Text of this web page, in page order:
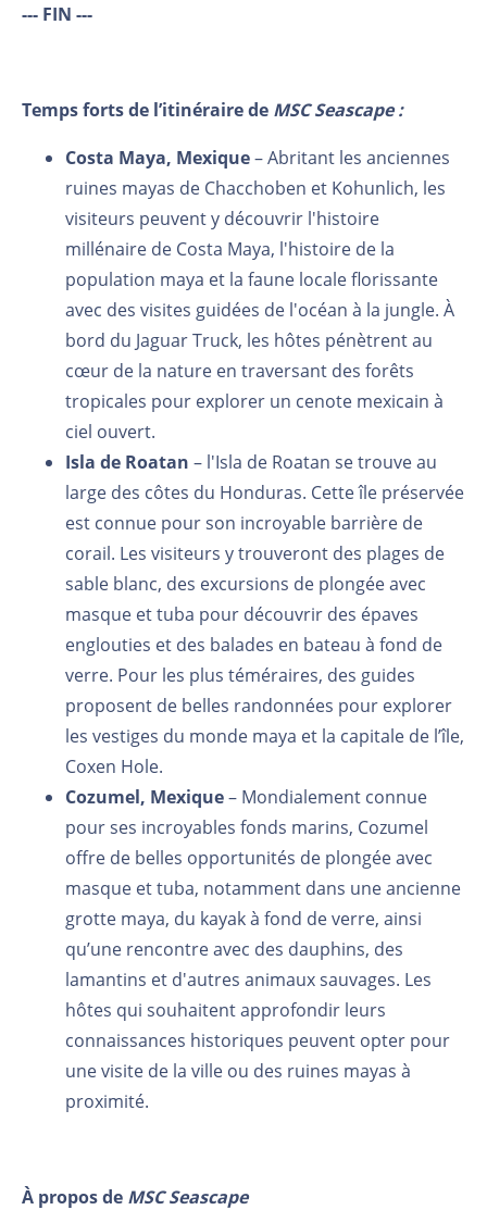
--- FIN ---
Temps forts de l’itinéraire de MSC Seascape :
Costa Maya, Mexique– Abritant les anciennes
ruines mayas de Chacchoben et Kohunlich, les
visiteurs peuvent y découvrir l'histoire
millénaire de Costa Maya, l'histoire de la
population maya et la faune locale florissante
avec des visites guidées de l'océan à la jungle. À
bord du Jaguar Truck, les hôtes pénètrent au
cœur de la nature en traversant des forêts
tropicales pour explorer un cenote mexicain à
ciel ouvert.
Isla de Roatan – l'Isla de Roatan se trouve au
large des côtes du Honduras. Cette île préservée
est connue pour son incroyable barrière de
corail. Les visiteurs y trouveront des plages de
sable blanc, des excursions de plongée avec
masque et tuba pour découvrir des épaves
englouties et des balades en bateau à fond de
verre. Pour les plus téméraires, des guides
proposent de belles randonnées pour explorer
les vestiges du monde maya et la capitale de l’île,
Coxen Hole.
Cozumel, Mexique– Mondialement connue
pour ses incroyables fonds marins, Cozumel
offre de belles opportunités de plongée avec
masque et tuba, notamment dans une ancienne
grotte maya, du kayak à fond de verre, ainsi
qu’une rencontre avec des dauphins, des
lamantins et d'autres animaux sauvages. Les
hôtes qui souhaitent approfondir leurs
connaissances historiques peuvent opter pour
une visite de la ville ou des ruines mayas à
proximité.
À propos de MSC Seascape